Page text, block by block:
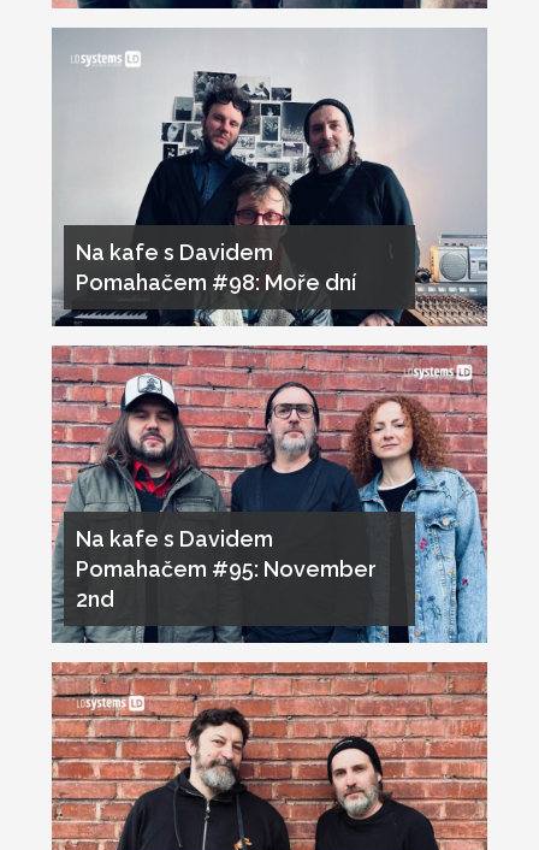
Na kafe s Davidem
Pomahačem #98: Moře dní
Na kafe s Davidem
Pomahačem #95: November
2nd